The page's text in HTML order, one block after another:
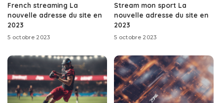
French streaming La
nouvelle adresse du site en
2023
5 octobre 2023
Stream mon sport La
nouvelle adresse du site en
2023
5 octobre 2023